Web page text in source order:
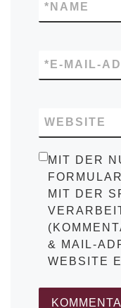
NAME
*
E-MAIL-
*
WEBSITE
MIT DER
MIT DER
& MAIL-
WEBSITE